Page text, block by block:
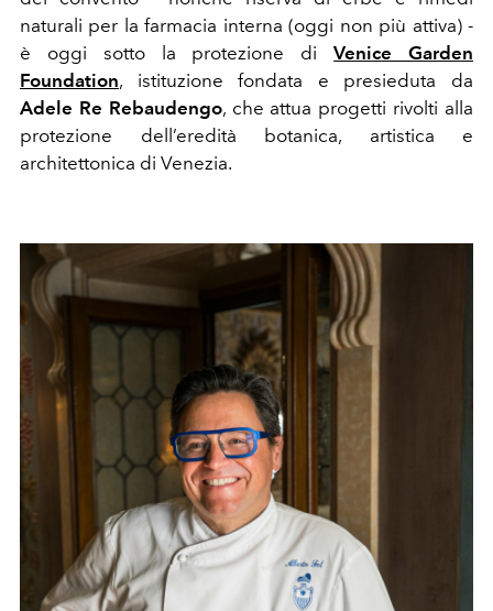
naturali per la farmacia interna (oggi non più attiva) -
è oggi sotto la protezione diVenice Garden
Foundation, istituzione fondata e presieduta da
Adele Re Rebaudengo, che attua progetti rivolti alla
protezione dell’eredità botanica, artistica e
architettonica di Venezia.